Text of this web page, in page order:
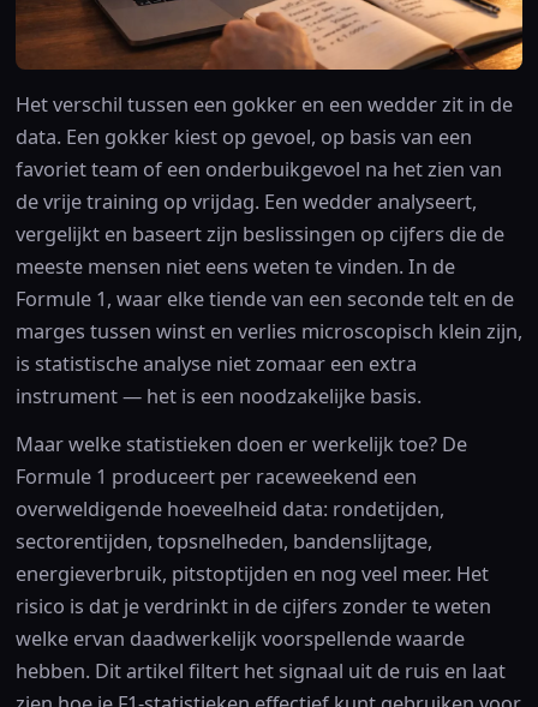
Het verschil tussen een gokker en een wedder zit in de
data. Een gokker kiest op gevoel, op basis van een
favoriet team of een onderbuikgevoel na het zien van
de vrije training op vrijdag. Een wedder analyseert,
vergelijkt en baseert zijn beslissingen op cijfers die de
meeste mensen niet eens weten te vinden. In de
Formule 1, waar elke tiende van een seconde telt en de
marges tussen winst en verlies microscopisch klein zijn,
is statistische analyse niet zomaar een extra
instrument — het is een noodzakelijke basis.
Maar welke statistieken doen er werkelijk toe? De
Formule 1 produceert per raceweekend een
overweldigende hoeveelheid data: rondetijden,
sectorentijden, topsnelheden, bandenslijtage,
energieverbruik, pitstoptijden en nog veel meer. Het
risico is dat je verdrinkt in de cijfers zonder te weten
welke ervan daadwerkelijk voorspellende waarde
hebben. Dit artikel filtert het signaal uit de ruis en laat